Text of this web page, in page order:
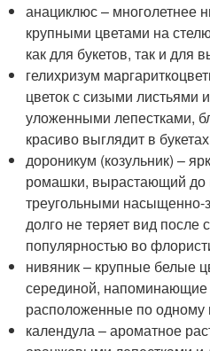
анациклюс – многолетнее
крупными цветами на
как для букетов, так и
гелихризум
цветок с сизыми листьями
уложенными лепестками,
красиво выглядит в
дороникум (козульник) –
ромашки, вырастающий до
треугольными насыщенно-
долго не теряет вид после
популярностью во
нивяник – крупные белые
серединой,
расположенные по одному
календула – ароматное